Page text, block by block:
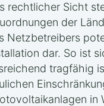
rechtlicher Sicht
der
Netzbetreibers
dar. So ist
tragfähig
in